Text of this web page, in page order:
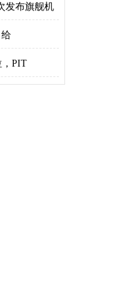
发布旗舰机
给
，PIT